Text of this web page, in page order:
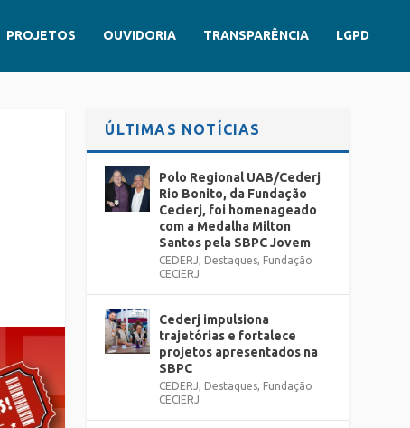
PROJETOS OUVIDORIA TRANSPARÊNCIA LGPD
ÚLTIMAS NOTÍCIAS
Polo Regional UAB/Cederj
Rio Bonito, da Fundação
Cecierj, foi homenageado
com a Medalha Milton
Santos pela SBPC Jovem
CEDERJ, Destaques, Fundação
CECIERJ
Cederj impulsiona
trajetórias e fortalece
projetos apresentados na
SBPC
CEDERJ, Destaques, Fundação
CECIERJ